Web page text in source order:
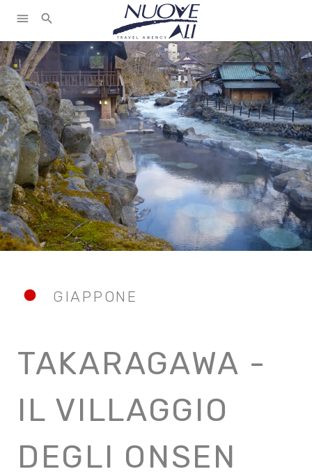
menu search
GIAPPONE
TAKARAGAWA -
IL VILLAGGIO
DEGLI ONSEN